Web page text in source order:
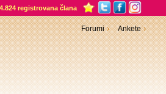
registrovana člana
Forumi Ankete